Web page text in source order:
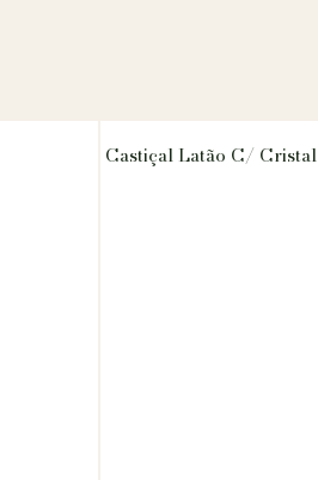
Castiçal Latão C/ Cristal